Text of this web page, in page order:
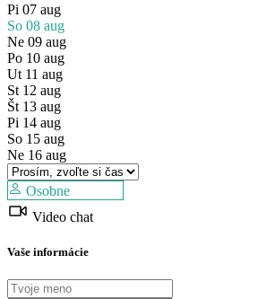
Predaj
Mimo trhu
Pi 07 aug
So 08 aug
Ne 09 aug
Po 10 aug
Ut 11 aug
St 12 aug
Št 13 aug
Pi 14 aug
So 15 aug
Ne 16 aug
Osobne
Video chat
Vaše informácie